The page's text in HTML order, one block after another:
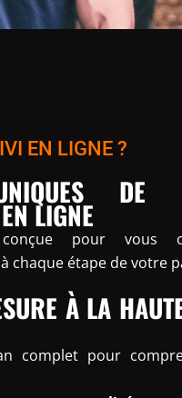
EN LIGNE ?
DE
LIGNE
conçue pour vous
à chaque étape de votre
À LA
complet pour